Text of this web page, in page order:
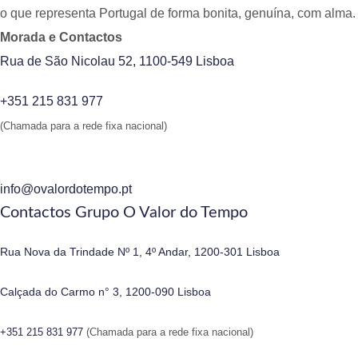
o que representa Portugal de forma bonita, genuína, com alma.
Morada e Contactos
Rua de São Nicolau 52, 1100-549 Lisboa
+351 215 831 977
(Chamada para a rede fixa nacional)
info@ovalordotempo.pt
Contactos Grupo O Valor do Tempo
Rua Nova da Trindade Nº 1, 4º Andar, 1200-301 Lisboa
Calçada do Carmo n° 3, 1200-090 Lisboa
+351 215 831 977 (Chamada para a rede fixa nacional)